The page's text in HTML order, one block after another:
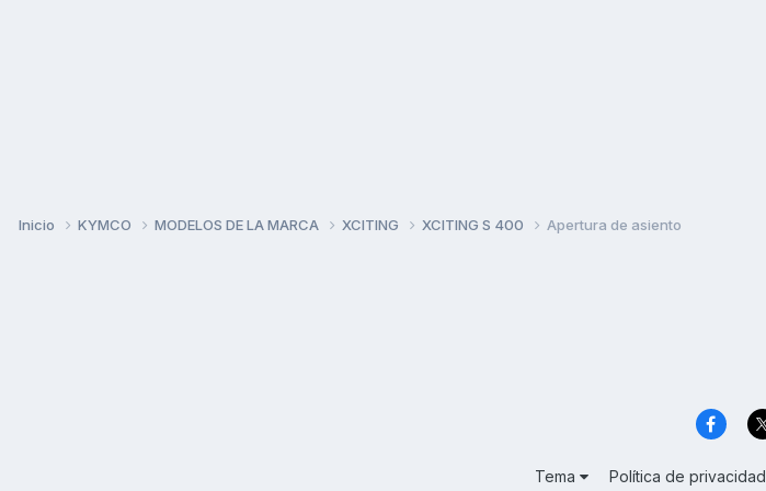
Inicio KYMCO MODELOS DE LA MARCA XCITING XCITING S 400 Apertura de asiento
Tema Política de privacidad